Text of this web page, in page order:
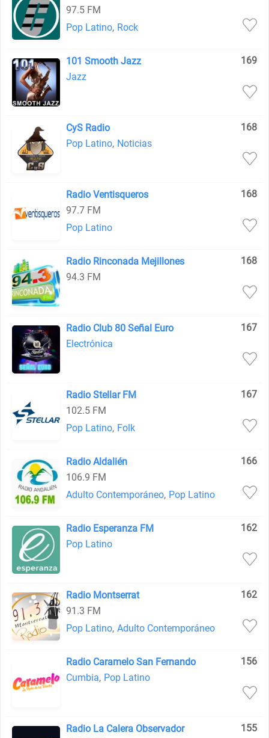
97.5 FM
Pop Latino, Rock
101 Smooth Jazz
169
Jazz
CyS Radio
168
Pop Latino, Noticias
Radio Ventisqueros
168
97.7 FM
Pop Latino
Radio Rinconada Mejillones
168
94.3 FM
Radio Club 80 Señal Euro
167
Electrónica
Radio Stellar FM
167
102.5 FM
Pop Latino, Folk
Radio Aldalién
166
106.9 FM
Adulto Contemporáneo, Pop Latino
Radio Esperanza FM
162
Pop Latino
Radio Montserrat
162
91.3 FM
Pop Latino, Adulto Contemporáneo
Radio Caramelo San Fernando
156
Cumbia, Pop Latino
Radio La Calera Observador
155